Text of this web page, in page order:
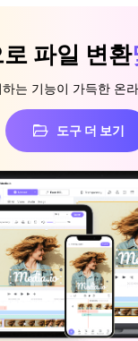
파일 변환
는 기능이 가득한 온
도구 더 보기